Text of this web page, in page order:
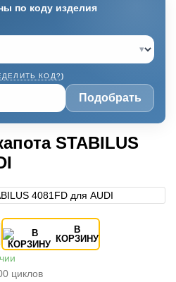
по коду изделия
▾
КОД?)
Подобрать
STABILUS
В
КОРЗИНУ
циклов